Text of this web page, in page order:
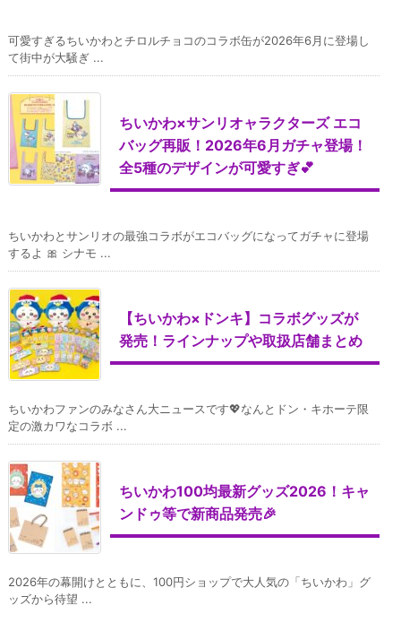
可愛すぎるちいかわとチロルチョコのコラボ缶が2026年6月に登場し
て街中が大騒ぎ ...
ちいかわ×サンリオャラクターズ エコ
バッグ再販！2026年6月ガチャ登場！
全5種のデザインが可愛すぎ💕
ちいかわとサンリオの最強コラボがエコバッグになってガチャに登場
するよ 🎀 シナモ ...
【ちいかわ×ドンキ】コラボグッズが
発売！ラインナップや取扱店舗まとめ
ちいかわファンのみなさん大ニュースです💖なんとドン・キホーテ限
定の激カワなコラボ ...
ちいかわ100均最新グッズ2026！キャ
ンドゥ等で新商品発売🎉
2026年の幕開けとともに、100円ショップで大人気の「ちいかわ」グ
ッズから待望 ...